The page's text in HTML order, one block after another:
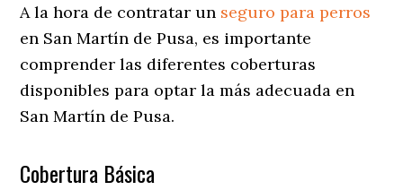
A la hora de contratar un seguro para perros
en San Martín de Pusa, es importante
comprender las diferentes coberturas
disponibles para optar la más adecuada en
San Martín de Pusa.
Cobertura Básica